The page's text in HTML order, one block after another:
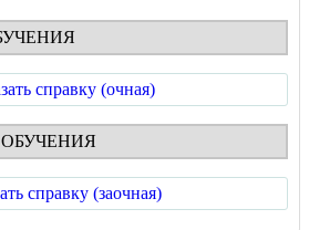
справку (очная)
справку (заочная)